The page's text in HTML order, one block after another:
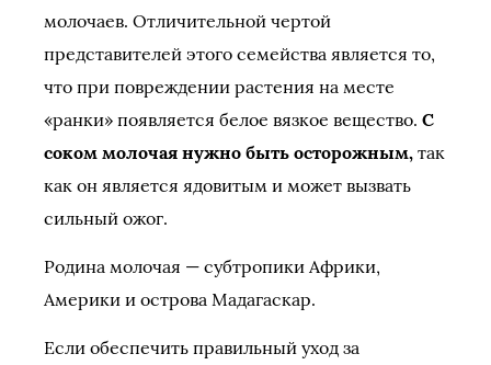
молочаев. Отличительной чертой
представителей этого семейства является то,
что при повреждении растения на месте
«ранки» появляется белое вязкое вещество. С
соком молочая нужно быть осторожным, так
как он является ядовитым и может вызвать
сильный ожог.
Родина молочая — субтропики Африки,
Америки и острова Мадагаскар.
Если обеспечить правильный уход за